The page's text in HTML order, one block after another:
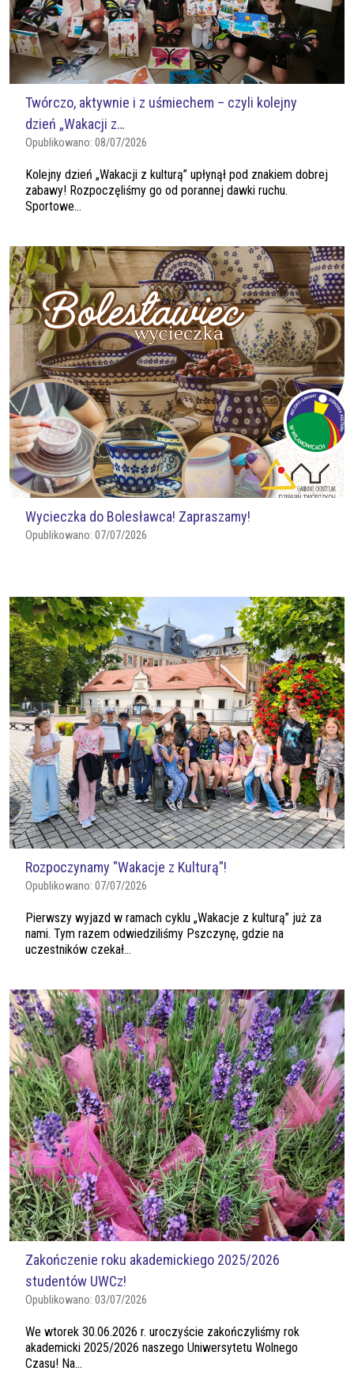
Twórczo, aktywnie i z uśmiechem – czyli kolejny
dzień „Wakacji z…
Opublikowano: 08/07/2026
Kolejny dzień „Wakacji z kulturą” upłynął pod znakiem dobrej
zabawy! Rozpoczęliśmy go od porannej dawki ruchu.
Sportowe...
Wycieczka do Bolesławca! Zapraszamy!
Opublikowano: 07/07/2026
Rozpoczynamy "Wakacje z Kulturą"!
Opublikowano: 07/07/2026
Pierwszy wyjazd w ramach cyklu „Wakacje z kulturą” już za
nami. Tym razem odwiedziliśmy Pszczynę, gdzie na
uczestników czekał...
Zakończenie roku akademickiego 2025/2026
studentów UWCz!
Opublikowano: 03/07/2026
We wtorek 30.06.2026 r. uroczyście zakończyliśmy rok
akademicki 2025/2026 naszego Uniwersytetu Wolnego
Czasu! Na...